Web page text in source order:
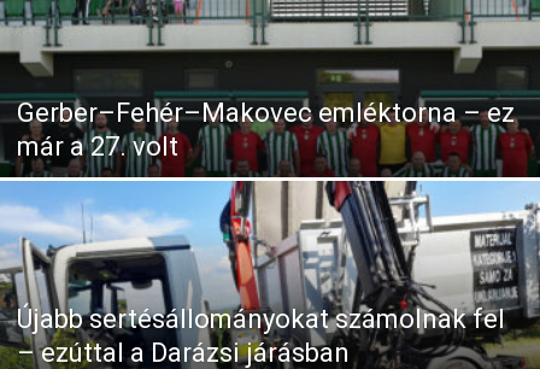
Gerber–Fehér–Makovec emléktorna – ez
már a 27. volt
Újabb sertésállományokat számolnak fel
– ezúttal a Darázsi járásban